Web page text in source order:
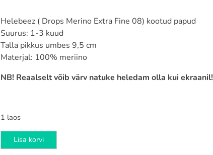
€25,00.€17,50.
Helebeez ( Drops Merino Extra Fine 08) kootud papud
Suurus: 1-3 kuud
Talla pikkus umbes 9,5 cm
Materjal: 100% meriino
NB! Reaalselt võib värv natuke heledam olla kui ekraanil!
1 laos
Beebipapud
1-
Lisa korvi